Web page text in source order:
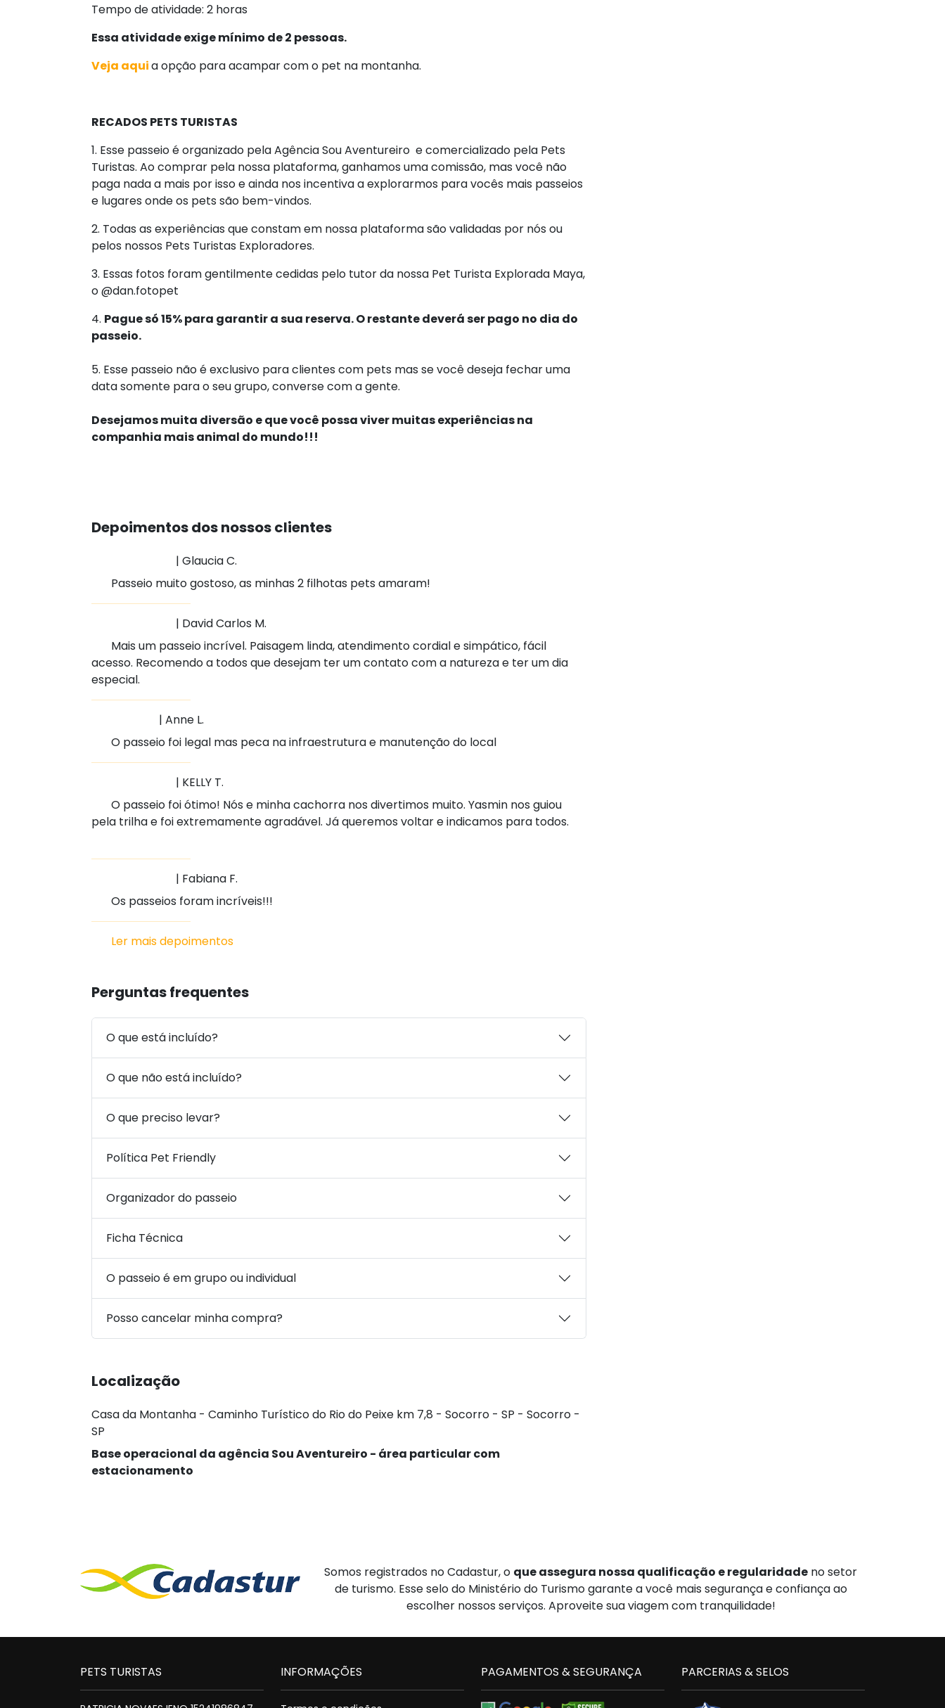
Tempo de atividade: 2 horas
Essa atividade exige mínimo de 2 pessoas.
Veja aquia opção para acampar com o pet na montanha.
RECADOS PETS TURISTAS
1. Esse passeio é organizado pela Agência Sou Aventureiro e comercializado pela Pets
Turistas. Ao comprar pela nossa plataforma, ganhamos uma comissão, mas você não
paga nada a mais por isso e ainda nos incentiva a explorarmos para vocês mais passeios
e lugares onde os pets são bem-vindos.
2. Todas as experiências que constam em nossa plataforma são validadas por nós ou
pelos nossos Pets Turistas Exploradores.
3. Essas fotos foram gentilmente cedidas pelo tutor da nossa Pet Turista Explorada Maya,
o @dan.fotopet
4. Pague só 15% para garantir a sua reserva. O restante deverá ser pago no dia do
passeio.
5. Esse passeio não é exclusivo para clientes com pets mas se você deseja fechar uma
data somente para o seu grupo, converse com a gente.
Desejamos muita diversão e que você possa viver muitas experiências na
companhia mais animal do mundo!!!
Depoimentos dos nossos clientes
| Glaucia C.
Passeio muito gostoso, as minhas 2 filhotas pets amaram!
| David Carlos M.
Mais um passeio incrível. Paisagem linda, atendimento cordial e simpático, fácil
acesso. Recomendo a todos que desejam ter um contato com a natureza e ter um dia
especial.
| Anne L.
O passeio foi legal mas peca na infraestrutura e manutenção do local
| KELLY T.
O passeio foi ótimo! Nós e minha cachorra nos divertimos muito. Yasmin nos guiou
pela trilha e foi extremamente agradável. Já queremos voltar e indicamos para todos.
| Fabiana F.
Os passeios foram incríveis!!!
Ler mais depoimentos
Perguntas frequentes
O que está incluído?
O que não está incluído?
O que preciso levar?
Política Pet Friendly
Organizador do passeio
Ficha Técnica
O passeio é em grupo ou individual
Posso cancelar minha compra?
Localização
Casa da Montanha - Caminho Turístico do Rio do Peixe km 7,8 - Socorro - SP - Socorro -
SP
Base operacional da agência Sou Aventureiro - área particular com
estacionamento
Somos registrados no Cadastur, o que assegura nossa qualificação e regularidade no setor
de turismo. Esse selo do Ministério do Turismo garante a você mais segurança e confiança ao
escolher nossos serviços. Aproveite sua viagem com tranquilidade!
PETS TURISTAS INFORMAÇÕES PAGAMENTOS & SEGURANÇA PARCERIAS & SELOS